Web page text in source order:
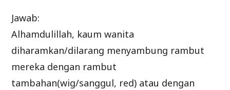
Jawab:
Alhamdulillah, kaum wanita
diharamkan/dilarang menyambung rambut
mereka dengan rambut
tambahan(wig/sanggul, red) atau dengan